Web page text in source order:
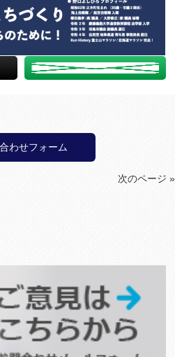
わせフォーム
次のページ »